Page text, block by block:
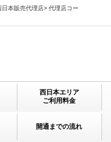
本販売代理店> 代理店コー
西日本エリア
ご利用料金
開通までの流れ